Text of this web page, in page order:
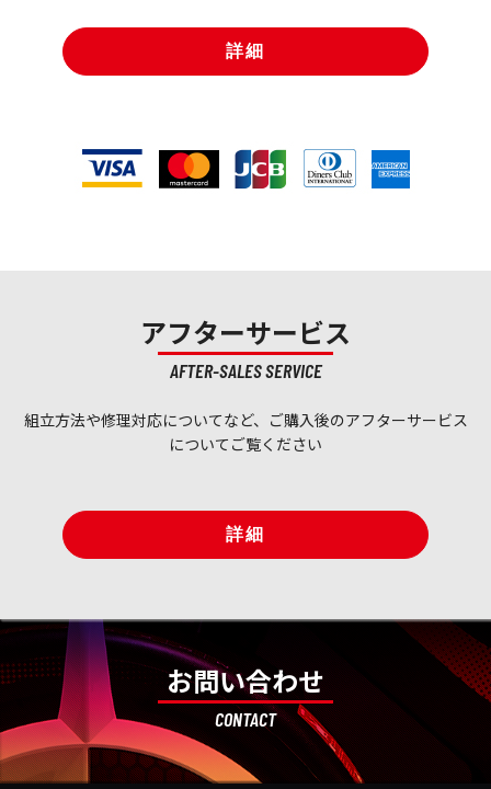
詳細
アフターサービス
AFTER-SALES SERVICE
組立方法や修理対応についてなど、ご購入後のアフターサービス
についてご覧ください
詳細
お問い合わせ
CONTACT